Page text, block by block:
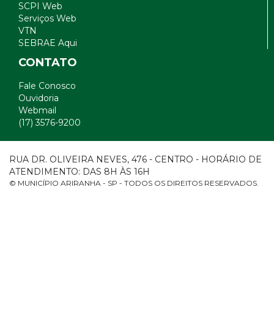
SCPI Web
Serviços Web
VTN
SEBRAE Aqui
CONTATO
Fale Conosco
Ouvidoria
Webmail
(17) 3576-9200
RUA DR. OLIVEIRA NEVES, 476 - CENTRO - HORÁRIO DE
ATENDIMENTO: DAS 8H ÀS 16H
© MUNICÍPIO ARIRANHA - SP - TODOS OS DIREITOS RESERVADOS.